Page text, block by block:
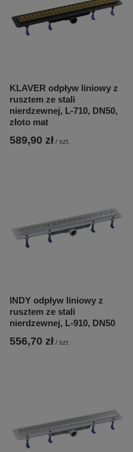
KLAVER odpływ liniowy z
rusztem ze stali
nierdzewnej, L-710, DN50,
złoto mat
589,90 zł / szt.
INDY odpływ liniowy z
rusztem ze stali
nierdzewnej, L-910, DN50
556,70 zł / szt.